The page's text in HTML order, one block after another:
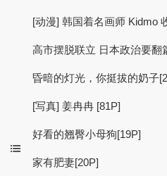
[动漫] 韩国着名画师 Kidmo
高市摆脱联立 日本政治要翻
昏暗的灯光，你挺拔的奶子
[写真] 姜冉冉 [81P]
好看的翘臀小母狗[19P]
家有肥妻[20P]